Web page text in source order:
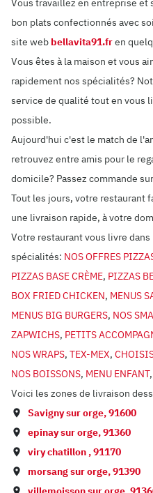
Vous travaillez en entreprise et
bon plats confectionnés avec
site web bellavita91.fren
Vous êtes à la maison et vous
rapidement nos spécialités?
service de qualité tout en vous
possible.
Aujourd'hui c'est le match de
retrouvez entre amis pour le
domicile? Passez commande
Tout les jours, votre restaurant
une livraison rapide, à votre
Votre restaurant vous livre dans
spécialités: NOS OFFRES
PIZZAS BASE CRÈME, PIZZAS
BOX FRIED CHICKEN, MENUS
MENUS BIG BURGERS, NOS
ZAPWICHS, PETITS
NOS WRAPS, TEX-MEX,
NOS BOISSONS, MENU ENFANT,
Voici les zones de livraison
Savigny sur orge,91600
epinay sur orge,91360
viry chatillon ,91170
morsang sur orge,91390